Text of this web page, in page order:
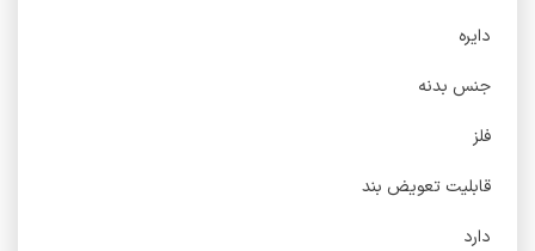
دایره
جنس بدنه
فلز
قابلیت تعویض بند
دارد